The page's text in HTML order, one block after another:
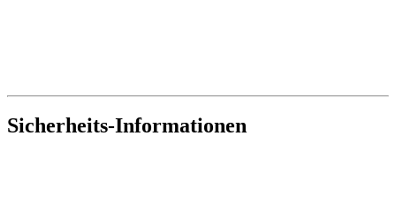
Sicherheits-Informationen